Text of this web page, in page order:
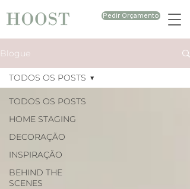
Pedir Orçamento
Blogue
TODOS OS POSTS
HOME STAGING
DECORAÇÃO
INSPIRAÇÃO
BEHIND THE
SCENES
TODOS OS POSTS